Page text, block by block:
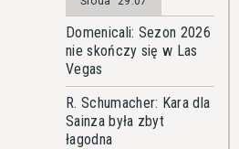
Domenicali: Sezon 2026
nie skończy się w Las
Vegas
R. Schumacher: Kara dla
Sainza była zbyt
łagodna